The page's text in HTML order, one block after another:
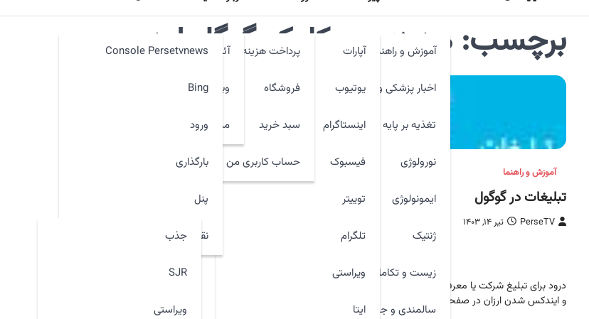
آموزش و راهنما
اخبار پزشکی و فنآوری
تغذیه بر پایه شواهد
نورولوژی
ایمونولوژی
ژنتیک
زیست و تکامل
سالمندی و جوان سازی
آپارات
یوتیوب
اینستاگرام
فیسبوک
توییتر
تلگرام
ویراستی
ایتا
پرداخت هزینه
فروشگاه
سبد خرید
حساب کاربری من
آئین نامهConsole Persetvnews
Bing
ورود
بارگذاری
پنل
نقشه سایت
جذب
SJR
ویراستی
وبمیل
مدیر سایت
برچسب: هزینه هر کلیک گوگل ادز
آموزش و راهنما
تبلیغات در گوگول
PerseTV تیر ۱۴, ۱۴۰۳
درود برای تبلیغ شرکت یا معرفی کالا و خدمات خود
و ایندکس شدن ارزان در صفحات اول گوگل با مدیر…